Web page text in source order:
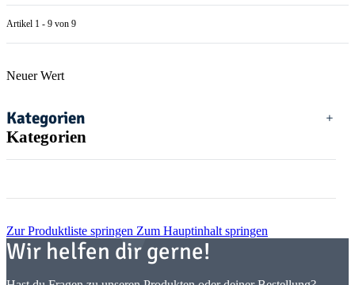
Artikel 1 - 9 von 9
Neuer Wert
Kategorien
Kategorien
Zur Produktliste springen Zum Hauptinhalt springen
Wir helfen dir gerne!